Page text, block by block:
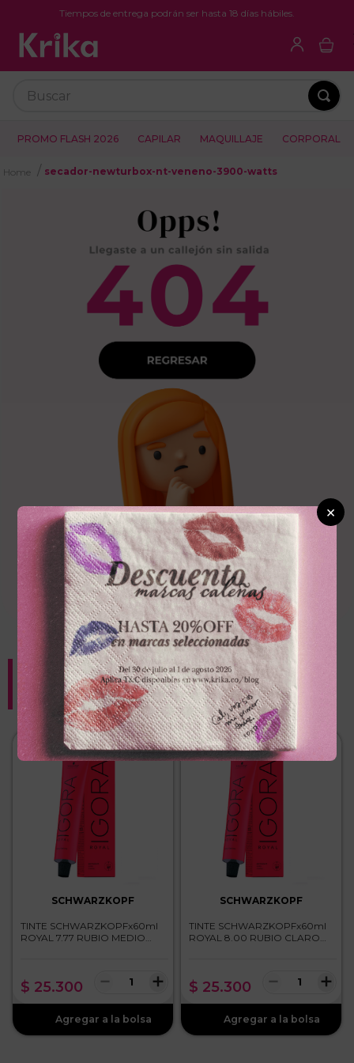
Tiempos de entrega podrán ser hasta 18 días hábiles.
PROMO FLASH 2026 CAPILAR MAQUILLAJE CORPORAL
secador-newturbox-nt-veneno-3900-watts
AGREGA UNO DE
NUESTROS PRODUCTOS
SCHWARZKOPF
TINTE SCHWARZKOPFx60ml
ROYAL 7.77 RUBIO MEDIO
$ 25.300 ＋
－
SCHWARZKOPF
TINTE SCHWARZKOPFx60ml
ROYAL 8.00 RUBIO CLARO
$ 25.300 ＋
－
×